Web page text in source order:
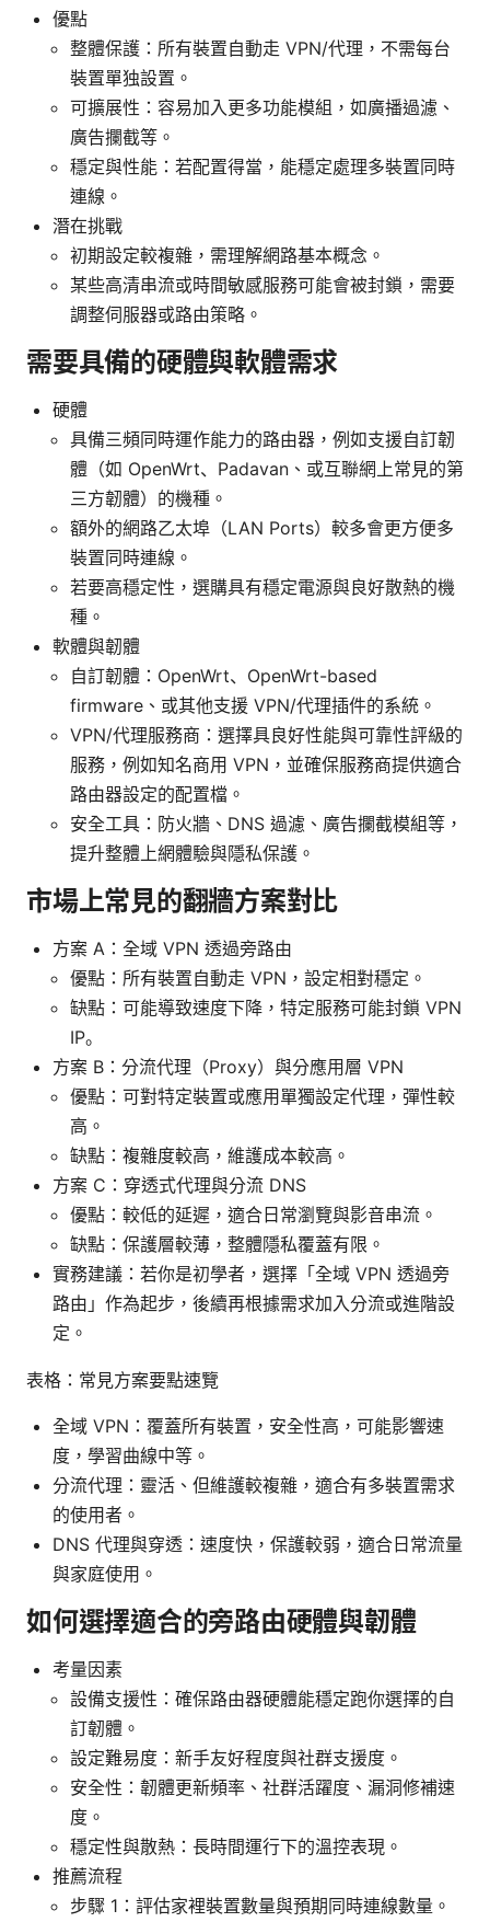
優點
整體保護：所有裝置自動走 VPN/代理，不需每台
裝置單独設置。
可擴展性：容易加入更多功能模組，如廣播過濾、
廣告攔截等。
穩定與性能：若配置得當，能穩定處理多裝置同時
連線。
潛在挑戰
初期設定較複雜，需理解網路基本概念。
某些高清串流或時間敏感服務可能會被封鎖，需要
調整伺服器或路由策略。
需要具備的硬體與軟體需求
硬體
具備三頻同時運作能力的路由器，例如支援自訂韌
體（如 OpenWrt、Padavan、或互聯網上常見的第
三方韌體）的機種。
額外的網路乙太埠（LAN Ports）較多會更方便多
裝置同時連線。
若要高穩定性，選購具有穩定電源與良好散熱的機
種。
軟體與韌體
自訂韌體：OpenWrt、OpenWrt-based
firmware、或其他支援 VPN/代理插件的系統。
VPN/代理服務商：選擇具良好性能與可靠性評級的
服務，例如知名商用 VPN，並確保服務商提供適合
路由器設定的配置檔。
安全工具：防火牆、DNS 過濾、廣告攔截模組等，
提升整體上網體驗與隱私保護。
市場上常見的翻牆方案對比
方案 A：全域 VPN 透過旁路由
優點：所有裝置自動走 VPN，設定相對穩定。
缺點：可能導致速度下降，特定服務可能封鎖 VPN
IP。
方案 B：分流代理（Proxy）與分應用層 VPN
優點：可對特定裝置或應用單獨設定代理，彈性較
高。
缺點：複雜度較高，維護成本較高。
方案 C：穿透式代理與分流 DNS
優點：較低的延遲，適合日常瀏覽與影音串流。
缺點：保護層較薄，整體隱私覆蓋有限。
實務建議：若你是初學者，選擇「全域 VPN 透過旁
路由」作為起步，後續再根據需求加入分流或進階設
定。
表格：常見方案要點速覽
全域 VPN：覆蓋所有裝置，安全性高，可能影響速
度，學習曲線中等。
分流代理：靈活、但維護較複雜，適合有多裝置需求
的使用者。
DNS 代理與穿透：速度快，保護較弱，適合日常流量
與家庭使用。
如何選擇適合的旁路由硬體與韌體
考量因素
設備支援性：確保路由器硬體能穩定跑你選擇的自
訂韌體。
設定難易度：新手友好程度與社群支援度。
安全性：韌體更新頻率、社群活躍度、漏洞修補速
度。
穩定性與散熱：長時間運行下的溫控表現。
推薦流程
步驟 1：評估家裡裝置數量與預期同時連線數量。